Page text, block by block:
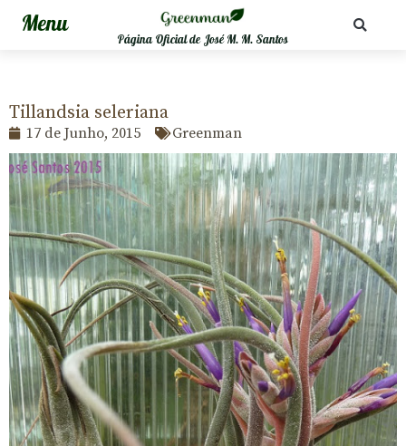
Página Oficial de José M. M. Santos
Tillandsia seleriana
17 de Junho, 2015 Greenman